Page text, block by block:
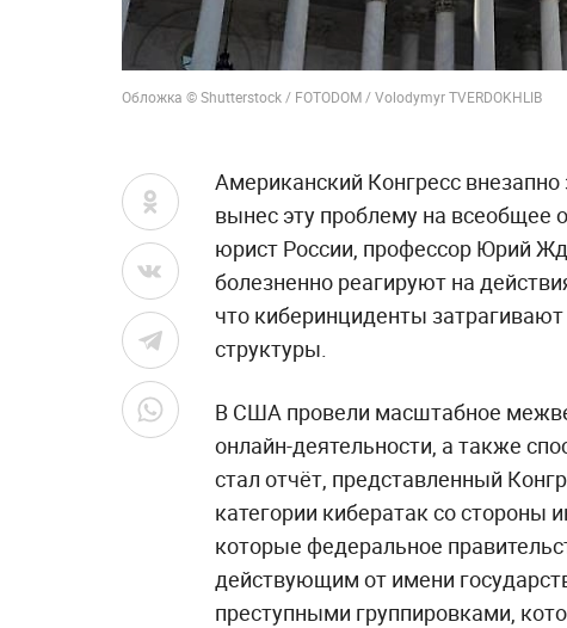
Обложка © Shutterstock / FOTODOM / Volodymyr TVERDOKHLIB
Американский Конгресс внезапно
вынес эту проблему на всеобщее
юрист России, профессор Юрий
болезненно реагируют на
что киберинциденты
структуры.
В США провели масштабное
онлайн-деятельности, а также
стал отчёт, представленный
категории кибератак со стороны
которые федеральное
действующим от имени
преступными группировками,